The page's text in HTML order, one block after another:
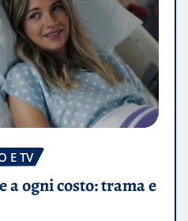
E TV
a ogni costo: trama e